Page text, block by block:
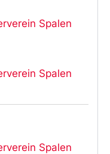
Spalen
Spalen
Spalen